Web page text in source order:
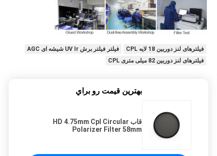
فیلترهای لنز دوربین 18 لایه CPL
فیلتر فیلتر برش UV Ir شیشه ای AGC
فیلترهای لنز دوربین 82 میلی متری CPL
بهترين قيمت رو براي
قاب HD 4.75mm Cpl Circular
Polarizer Filter 58mm